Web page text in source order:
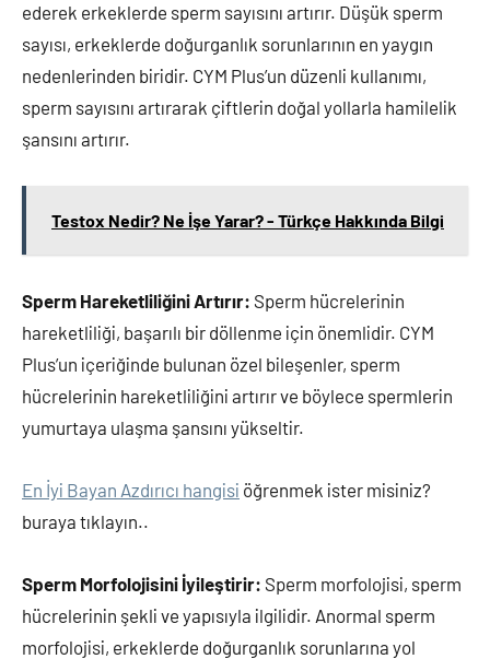
ederek erkeklerde sperm sayısını artırır. Düşük sperm
sayısı, erkeklerde doğurganlık sorunlarının en yaygın
nedenlerinden biridir. CYM Plus’un düzenli kullanımı,
sperm sayısını artırarak çiftlerin doğal yollarla hamilelik
şansını artırır.
Testox Nedir? Ne İşe Yarar? - Türkçe Hakkında Bilgi
Sperm Hareketliliğini Artırır: Sperm hücrelerinin
hareketliliği, başarılı bir döllenme için önemlidir. CYM
Plus’un içeriğinde bulunan özel bileşenler, sperm
hücrelerinin hareketliliğini artırır ve böylece spermlerin
yumurtaya ulaşma şansını yükseltir.
En İyi Bayan Azdırıcı hangisi öğrenmek ister misiniz?
buraya tıklayın..
Sperm Morfolojisini İyileştirir: Sperm morfolojisi, sperm
hücrelerinin şekli ve yapısıyla ilgilidir. Anormal sperm
morfolojisi, erkeklerde doğurganlık sorunlarına yol